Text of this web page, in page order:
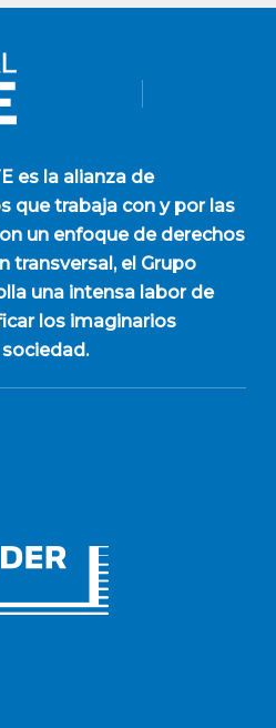
es la alianza de
que trabaja con y por las
un enfoque de derechos
transversal, el Grupo
una intensa labor de
los imaginarios